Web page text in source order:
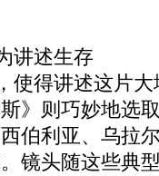
讲述生存
得讲述这片大
》则巧妙地选
伯利亚、乌拉
镜头随这些典